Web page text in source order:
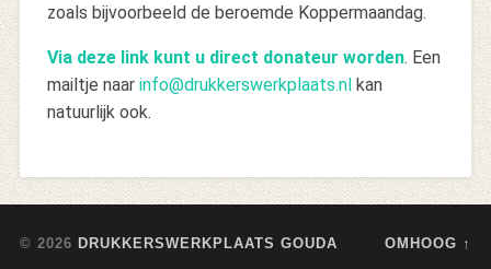
zoals bijvoorbeeld de beroemde Koppermaandag.
Via deze link kunt u direct donateur worden. Een
mailtje naar info@drukkerswerkplaats.nlkan
natuurlijk ook.
© 2026 DRUKKERSWERKPLAATS GOUDA OMHOOG ↑